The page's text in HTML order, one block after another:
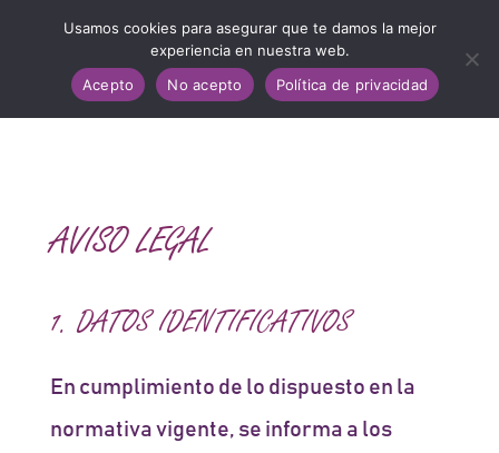
AVISO LEGAL
1. DATOS IDENTIFICATIVOS
En cumplimiento de lo dispuesto en la
normativa vigente, se informa a los
Usamos cookies para asegurar que te damos la mejor
experiencia en nuestra web.
Acepto
No acepto Política de privacidad